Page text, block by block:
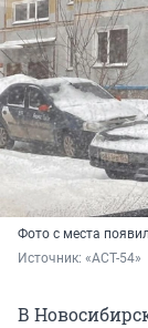
Фото с места
Источник: «АСТ-54»
В